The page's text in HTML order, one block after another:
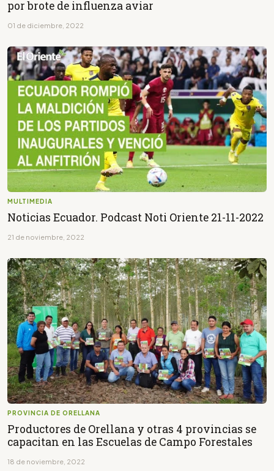
por brote de influenza aviar
01 de diciembre, 2022
MULTIMEDIA
Noticias Ecuador. Podcast Noti Oriente 21-11-2022
21 de noviembre, 2022
PROVINCIA DE ORELLANA
Productores de Orellana y otras 4 provincias se
capacitan en las Escuelas de Campo Forestales
18 de noviembre, 2022